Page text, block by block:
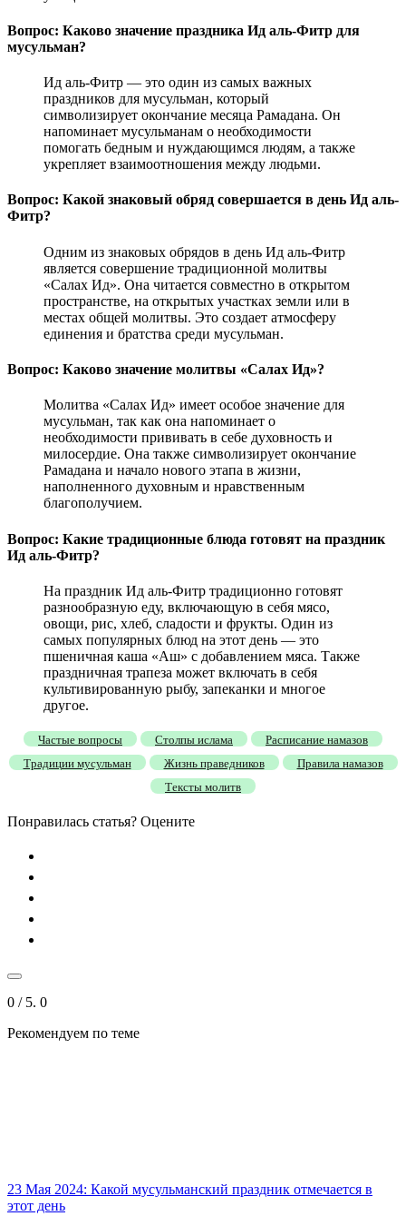
Вопрос: Каково значение праздника Ид аль-Фитр для
мусульман?
Ид аль-Фитр — это один из самых важных
праздников для мусульман, который
символизирует окончание месяца Рамадана. Он
напоминает мусульманам о необходимости
помогать бедным и нуждающимся людям, а также
укрепляет взаимоотношения между людьми.
Вопрос: Какой знаковый обряд совершается в день Ид аль-
Фитр?
Одним из знаковых обрядов в день Ид аль-Фитр
является совершение традиционной молитвы
«Салах Ид». Она читается совместно в открытом
пространстве, на открытых участках земли или в
местах общей молитвы. Это создает атмосферу
единения и братства среди мусульман.
Вопрос: Каково значение молитвы «Салах Ид»?
Молитва «Салах Ид» имеет особое значение для
мусульман, так как она напоминает о
необходимости прививать в себе духовность и
милосердие. Она также символизирует окончание
Рамадана и начало нового этапа в жизни,
наполненного духовным и нравственным
благополучием.
Вопрос: Какие традиционные блюда готовят на праздник
Ид аль-Фитр?
На праздник Ид аль-Фитр традиционно готовят
разнообразную еду, включающую в себя мясо,
овощи, рис, хлеб, сладости и фрукты. Один из
самых популярных блюд на этот день — это
пшеничная каша «Аш» с добавлением мяса. Также
праздничная трапеза может включать в себя
культивированную рыбу, запеканки и многое
другое.
Частые вопросы Столпы ислама
Расписание намазов
Традиции мусульман
Жизнь праведников
Правила намазов
Тексты молитв
Понравилась статья? Оцените
0 / 5. 0
Рекомендуем по теме
23 Мая 2024: Какой мусульманский праздник отмечается в
этот день